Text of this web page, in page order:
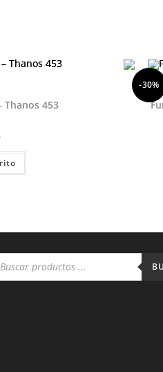
Thanos 453
-30%